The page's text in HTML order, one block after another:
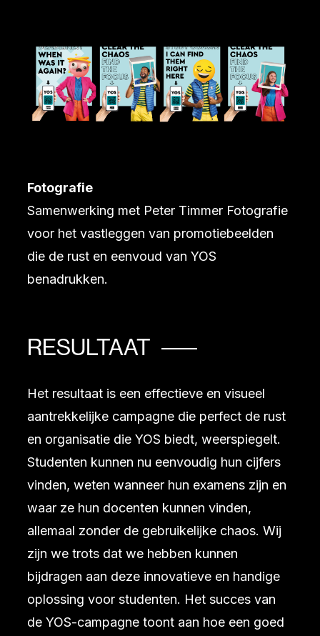
Fotografie
Samenwerking met Peter Timmer Fotografie
voor het vastleggen van promotiebeelden
die de rust en eenvoud van YOS
benadrukken.
RESULTAAT
Het resultaat is een effectieve en visueel
aantrekkelijke campagne die perfect de rust
en organisatie die YOS biedt, weerspiegelt.
Studenten kunnen nu eenvoudig hun cijfers
vinden, weten wanneer hun examens zijn en
waar ze hun docenten kunnen vinden,
allemaal zonder de gebruikelijke chaos. Wij
zijn we trots dat we hebben kunnen
bijdragen aan deze innovatieve en handige
oplossing voor studenten. Het succes van
de YOS-campagne toont aan hoe een goed